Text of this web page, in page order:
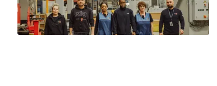
Alle bedrijven werden samengebracht in
één groep. XL Group is geboren!